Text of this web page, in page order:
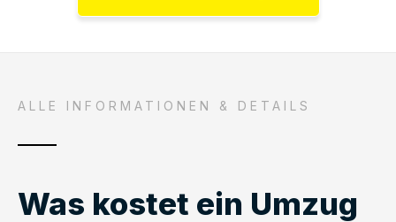
ALLE INFORMATIONEN & DETAILS
Was kostet ein Umzug